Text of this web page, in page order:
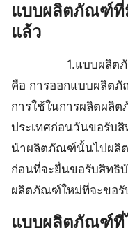
แบบผลิตภัณฑ์ที่
แล้ว
1.แบบผลิตภัณฑ์ที่
คือ การออกแบบผลิต
การใช้ในการผลิตผลิ
ประเทศก่อนวันขอรับ
นำผลิตภัณฑ์นั้นไปผลิ
ก่อนที่จะยื่นขอรับสิทธิ
ผลิตภัณฑ์ใหม่ที่จะขอรั
แบบผลิตภัณฑ์ที่